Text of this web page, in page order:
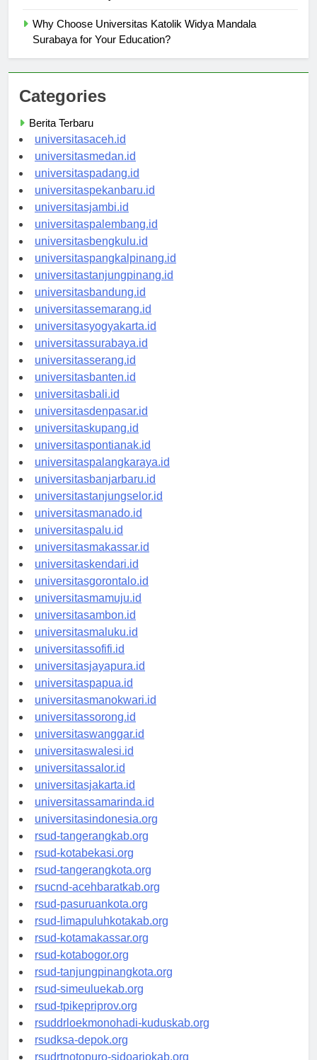
Why Choose Universitas Katolik Widya Mandala
Categories
Berita Terbaru
universitasaceh.id
universitasmedan.id
universitaspadang.id
universitaspekanbaru.id
universitasjambi.id
universitaspalembang.id
universitasbengkulu.id
universitaspangkalpinang.id
universitastanjungpinang.id
universitasbandung.id
universitassemarang.id
universitasyogyakarta.id
universitassurabaya.id
universitasserang.id
universitasbanten.id
universitasbali.id
universitasdenpasar.id
universitaskupang.id
universitaspontianak.id
universitaspalangkaraya.id
universitasbanjarbaru.id
universitastanjungselor.id
universitasmanado.id
universitaspalu.id
universitasmakassar.id
universitaskendari.id
universitasgorontalo.id
universitasmamuju.id
universitasambon.id
universitasmaluku.id
universitassofifi.id
universitasjayapura.id
universitaspapua.id
universitasmanokwari.id
universitassorong.id
universitaswanggar.id
universitaswalesi.id
universitassalor.id
universitasjakarta.id
universitassamarinda.id
universitasindonesia.org
rsud-tangerangkab.org
rsud-kotabekasi.org
rsud-tangerangkota.org
rsucnd-acehbaratkab.org
rsud-pasuruankota.org
rsud-limapuluhkotakab.org
rsud-kotamakassar.org
rsud-kotabogor.org
rsud-tanjungpinangkota.org
rsud-simeuluekab.org
rsud-tpikepriprov.org
rsuddrloekmonohadi-kuduskab.org
rsudksa-depok.org